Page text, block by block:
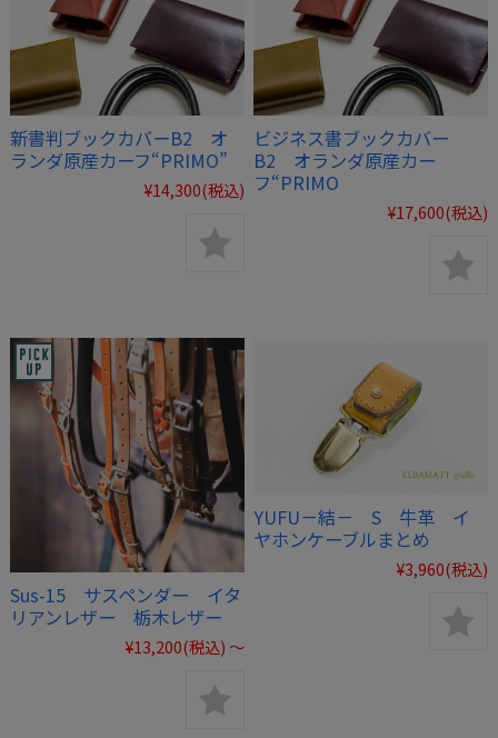
新書判ブックカバーB2 オ
ランダ原産カーフ“PRIMO”
¥14,300(税込)
ビジネス書ブックカバー
B2 オランダ原産カー
フ“PRIMO
¥17,600(税込)
Sus-15 サスペンダー イタ
リアンレザー 栃木レザー
¥13,200(税込) ～
YUFU－結－ S 牛革 イ
ヤホンケーブルまとめ
¥3,960(税込)